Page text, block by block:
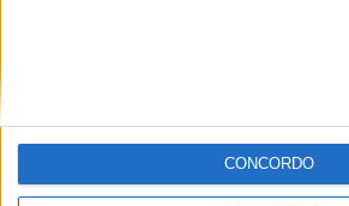
CONCORDO
Estatuto editorial